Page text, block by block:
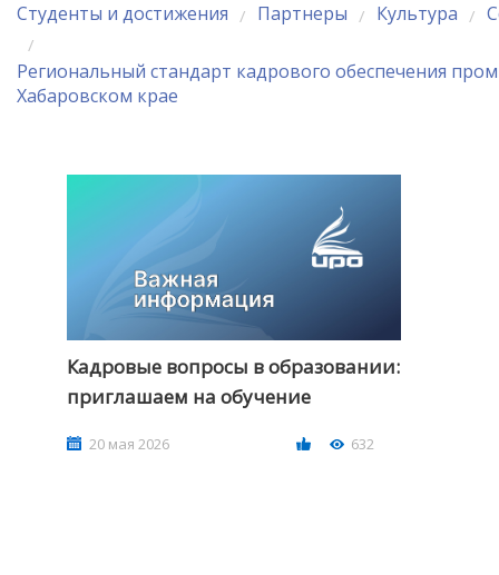
НАШИ ПРОФЕССИОНАЛЬНЫЕ
ОБРАЗОВАТЕЛЬНЫЕ ОРГАНИЗАЦИИ
Студенты и достижения / Партнеры / Культура /
/
Региональный стандарт кадрового обеспечения
Хабаровском крае
Кадровые вопросы в образовании:
приглашаем на обучение
20 мая 2026 632